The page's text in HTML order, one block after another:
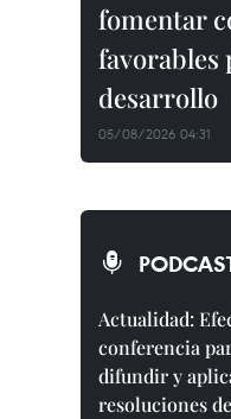
fomentar
favorables
desarrollo
05/08/2026 04:31
Actualidad:
conferencia
difundir y
resoluciones